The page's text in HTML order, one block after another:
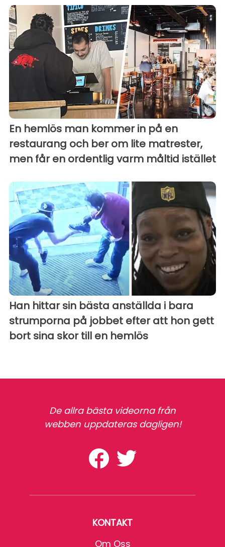
En hemlös man kommer in på en
restaurang och ber om lite matrester,
men får en ordentlig varm måltid istället
Han hittar sin bästa anställda i bara
strumporna på jobbet efter att hon gett
bort sina skor till en hemlös
De allra bästa videorna från
webben uppdateras dagligen!
KONTAKT
Om Oss